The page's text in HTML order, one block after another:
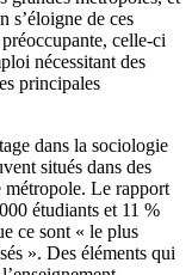
s’éloigne de ces
celle-ci
nécessitant des
principales
dans la sociologie
situés dans des
métropole. Le rapport
étudiants et 11 %
ce sont « le plus
». Des éléments qui